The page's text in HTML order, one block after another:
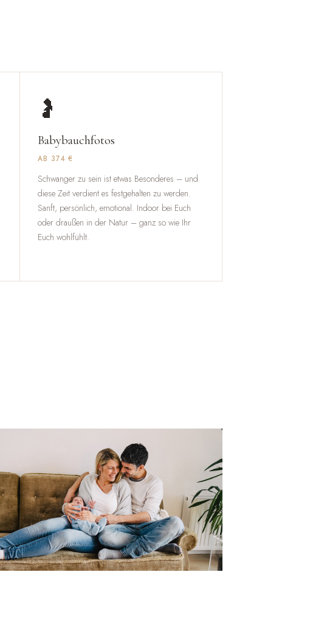
🤰
Babybauchfotos
AB 374 €
Schwanger zu sein ist etwas Besonderes – und
diese Zeit verdient es festgehalten zu werden.
Sanft, persönlich, emotional. Indoor bei Euch
oder draußen in der Natur – ganz so wie Ihr
Euch wohlfühlt.